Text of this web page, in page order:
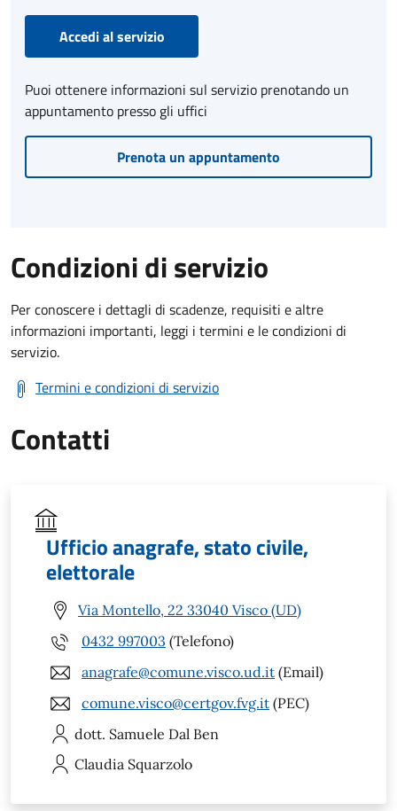
Accedi al servizio
Puoi ottenere informazioni sul servizio prenotando un
appuntamento presso gli uffici
Prenota un appuntamento
Condizioni di servizio
Per conoscere i dettagli di scadenze, requisiti e altre
informazioni importanti, leggi i termini e le condizioni di
servizio.
Termini e condizioni di servizio
Contatti
Ufficio anagrafe, stato civile,
elettorale
Via Montello, 22 33040 Visco (UD)
0432 997003 (Telefono)
anagrafe@comune.visco.ud.it (Email)
comune.visco@certgov.fvg.it (PEC)
dott. Samuele Dal Ben
Claudia Squarzolo